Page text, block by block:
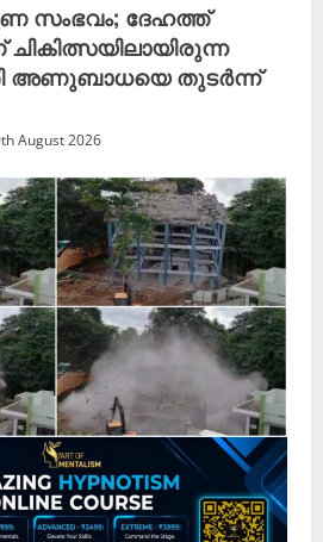
സംഭവം; ദേഹത്ത്
അണുബാധയെ തുടർന്ന്
August 2026